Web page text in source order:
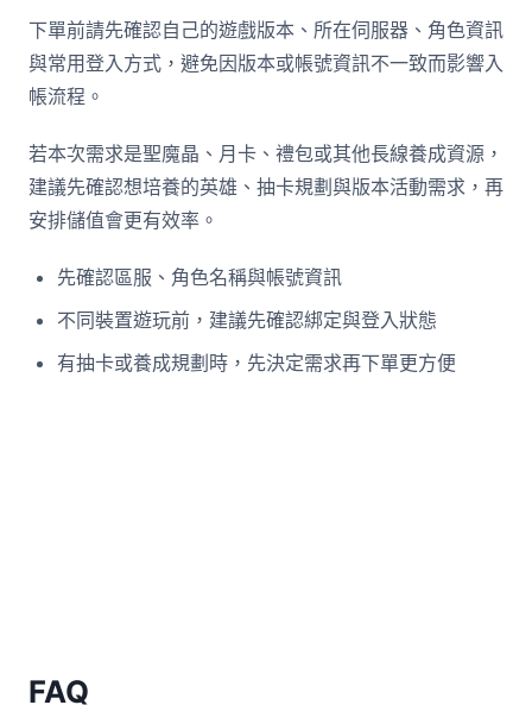
下單前請先確認自己的遊戲版本、所在伺服器、角色資訊
與常用登入方式，避免因版本或帳號資訊不一致而影響入
帳流程。
若本次需求是聖魔晶、月卡、禮包或其他長線養成資源，
建議先確認想培養的英雄、抽卡規劃與版本活動需求，再
安排儲值會更有效率。
先確認區服、角色名稱與帳號資訊
不同裝置遊玩前，建議先確認綁定與登入狀態
有抽卡或養成規劃時，先決定需求再下單更方便
FAQ